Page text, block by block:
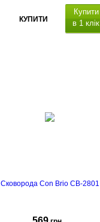
КУПИТИ
Купити
в 1 клік
Сковорода Con Brio CB-2801